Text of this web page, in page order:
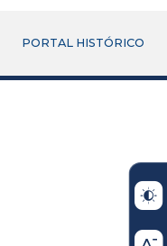
PORTAL HISTÓRICO